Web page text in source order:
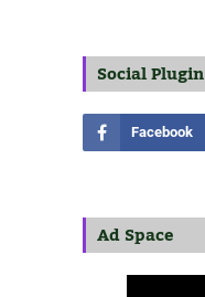
Social Plugin
Ad Space